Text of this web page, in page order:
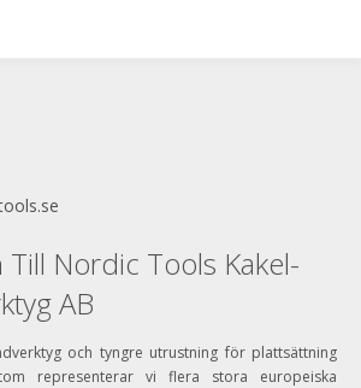
Nordic Tools Kakel-
AB
och tyngre utrustning för plattsättning
representerar vi flera stora europeiska